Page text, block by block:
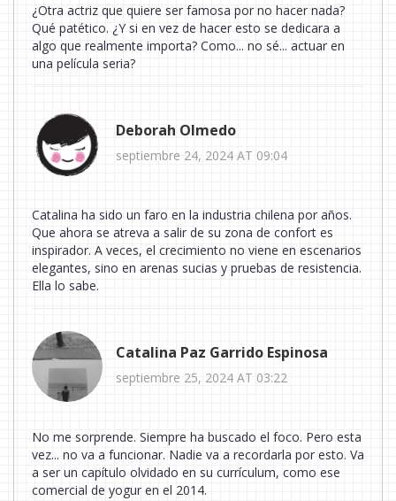
¿Otra actriz que quiere ser famosa por no hacer nada?
Qué patético. ¿Y si en vez de hacer esto se dedicara a
algo que realmente importa? Como... no sé... actuar en
una película seria?
Deborah Olmedo
septiembre 24, 2024 AT 09:04
Catalina ha sido un faro en la industria chilena por años.
Que ahora se atreva a salir de su zona de confort es
inspirador. A veces, el crecimiento no viene en escenarios
elegantes, sino en arenas sucias y pruebas de resistencia.
Ella lo sabe.
Catalina Paz Garrido Espinosa
septiembre 25, 2024 AT 03:22
No me sorprende. Siempre ha buscado el foco. Pero esta
vez... no va a funcionar. Nadie va a recordarla por esto. Va
a ser un capítulo olvidado en su currículum, como ese
comercial de yogur en el 2014.